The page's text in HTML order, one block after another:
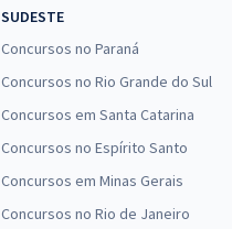
SUDESTE
Concursos no Paraná
Concursos no Rio Grande do Sul
Concursos em Santa Catarina
Concursos no Espírito Santo
Concursos em Minas Gerais
Concursos no Rio de Janeiro